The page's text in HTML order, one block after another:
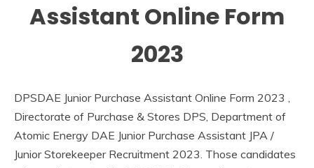
Apprentice
Govt
Jobs
Indian
lastest
Assistant Online Form
2023
DPSDAE Junior Purchase Assistant Online Form 2023 ,
Directorate of Purchase & Stores DPS, Department of
Atomic Energy DAE Junior Purchase Assistant JPA /
Junior Storekeeper Recruitment 2023. Those candidates